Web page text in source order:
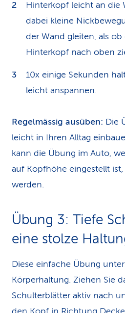
Hinterkopf leicht an die
dabei kleine
der Wand gleiten, als ob
Hinterkopf nach oben
10x einige Sekunden
leicht anspannen.
Regelmässig ausüben: Die
leicht in Ihren Alltag
kann die Übung im Auto,
auf Kopfhöhe eingestellt
werden.
Übung 3: Tiefe
eine stolze
Diese einfache Übung
Körperhaltung. Ziehen Sie
Schulterblätter aktiv nach
den Kopf in Richtung